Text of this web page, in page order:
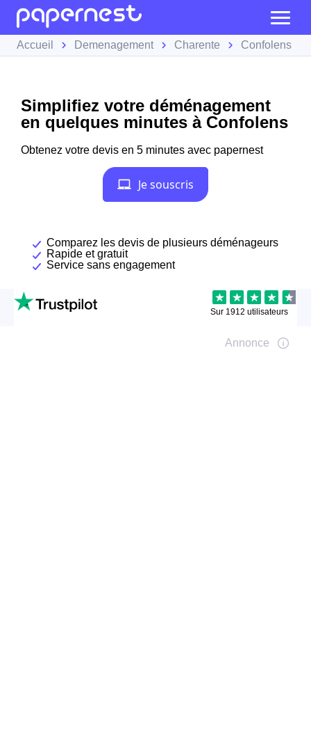
Accueil Demenagement Charente Confolens